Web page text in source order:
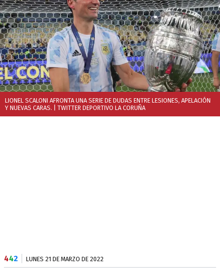
LIONEL SCALONI AFRONTA UNA SERIE DE DUDAS ENTRE LESIONES, APELACIÓN
Y NUEVAS CARAS. | TWITTER DEPORTIVO LA CORUÑA
442 LUNES 21 DE MARZO DE 2022